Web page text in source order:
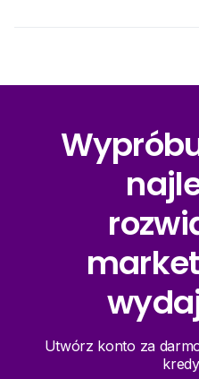
Utwórz konto za